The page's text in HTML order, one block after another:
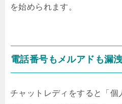
を始められます。
電話番号もメルアドも漏
チャットレディをすると「